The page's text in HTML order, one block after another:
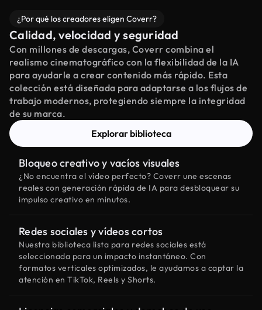
¿Por qué los creadores eligen Coverr?
Calidad, velocidad y seguridad
Con millones de descargas, Coverr combina el
realismo cinematográfico con la flexibilidad de la IA
para ayudarle a crear contenido más rápido. Esta
colección está diseñada para adaptarse a los flujos de
trabajo modernos, protegiendo siempre la integridad
de su marca.
Explorar biblioteca
Bloqueo creativo y vacíos visuales
¿No encuentra el vídeo perfecto? Coverr une escenas
reales con generación rápida de IA para desbloquear su
impulso creativo en minutos.
Redes sociales y vídeos cortos
Nuestra biblioteca lista para redes sociales está
seleccionada para un impacto instantáneo. Con
formatos verticales optimizados, le ayudamos a captar la
atención en TikTok, Reels y Shorts.